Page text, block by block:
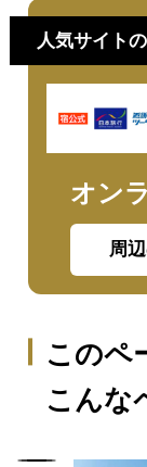
人気サイト
オン
周
このペ
こんな